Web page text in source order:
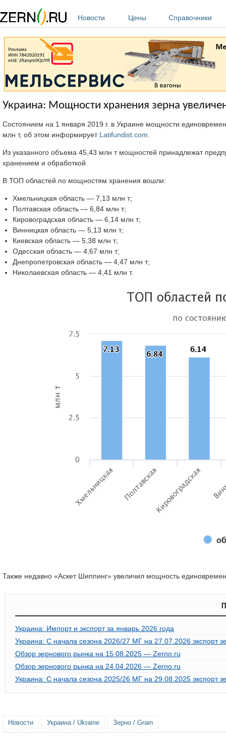
Новости
Цены Справочники
Украина: Мощности хранения зерна
Состоянием на 1 января 2019 г. в Украине мощности
млн т, об этом информирует Latifundist.com
Из указанного объема 45,43 млн т мощностей принадлежат
хранением и обработкой.
В ТОП областей по мощностям хранения вошли:
Хмельницкая область — 7,13 млн т;
Полтавская область — 6,84 млн т;
Кировоградская область — 6,14 млн т;
Винницкая область — 5,13 млн т;
Киевская область — 5,38 млн т;
Одесская область — 4,67 млн т;
Днепропетровская область — 4,47 млн т;
Николаевская область — 4,41 млн т.
Также недавно «Аскет Шиппинг» увеличил мощность
Украина: Импорт и экспорт за январь 2026 года
Украина: С начала сезона 2026/27 МГ на 27.07.2026 экспорт
Обзор зернового рынка на 15.08.2025 — Zerno.ru
Обзор зернового рынка на 24.04.2026 — Zerno.ru
Украина: С начала сезона 2025/26 МГ на 29.08.2025 экспорт
Новости Украина / Ukraine Зерно / Grain